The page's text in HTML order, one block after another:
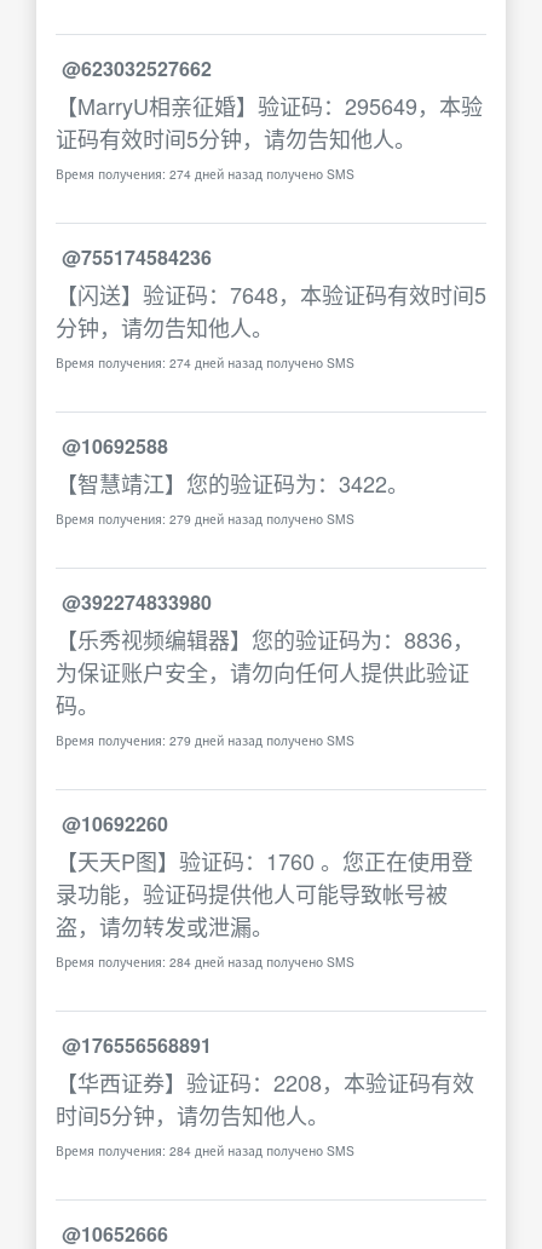
@623032527662
【MarryU相亲征婚】验证码：295649，本验
证码有效时间5分钟，请勿告知他人。
Время получения: 274 дней назад получено SMS
@755174584236
【闪送】验证码：7648，本验证码有效时间5
分钟，请勿告知他人。
Время получения: 274 дней назад получено SMS
@10692588
【智慧靖江】您的验证码为：3422。
Время получения: 279 дней назад получено SMS
@392274833980
【乐秀视频编辑器】您的验证码为：8836，
为保证账户安全，请勿向任何人提供此验证
码。
Время получения: 279 дней назад получено SMS
@10692260
【天天P图】验证码：1760 。您正在使用登
录功能，验证码提供他人可能导致帐号被
盗，请勿转发或泄漏。
Время получения: 284 дней назад получено SMS
@176556568891
【华西证券】验证码：2208，本验证码有效
时间5分钟，请勿告知他人。
Время получения: 284 дней назад получено SMS
@10652666